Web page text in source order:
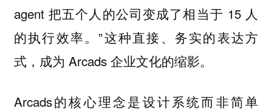
agent 把五个人的公司变成了相当于 15 人
的执行效率。”这种直接、务实的表达方
式，成为 Arcads 企业文化的缩影。
Arcads的核心理念是设计系统而非简单